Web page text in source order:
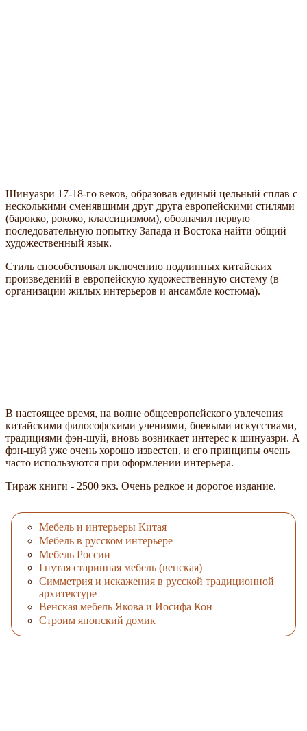
Шинуазри 17-18-го веков, образовав единый цельный сплав с
несколькими сменявшими друг друга европейскими стилями
(барокко, рококо, классицизмом), обозначил первую
последовательную попытку Запада и Востока найти общий
художественный язык.
Стиль способствовал включению подлинных китайских
произведений в европейскую художественную систему (в
организации жилых интерьеров и ансамбле костюма).
В настоящее время, на волне общеевропейского увлечения
китайскими философскими учениями, боевыми искусствами,
традициями фэн-шуй, вновь возникает интерес к шинуазри. А
фэн-шуй уже очень хорошо известен, и его принципы очень
часто используются при оформлении интерьера.
Тираж книги - 2500 экз. Очень редкое и дорогое издание.
Мебель и интерьеры Китая
Мебель в русском интерьере
Мебель России
Гнутая старинная мебель (венская)
Симметрия и искажения в русской традиционной
архитектуре
Венская мебель Якова и Иосифа Кон
Строим японский домик